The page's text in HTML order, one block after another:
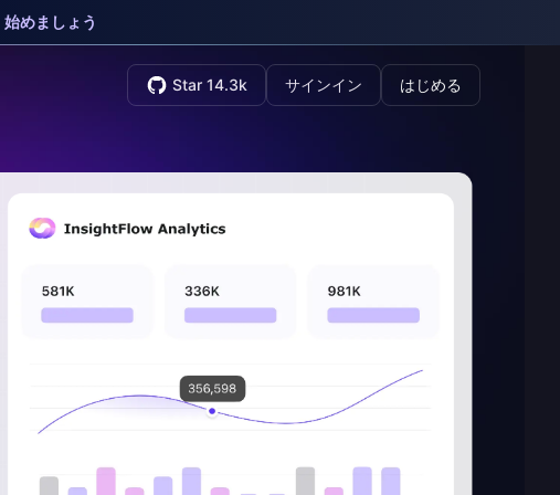
始めましょう
Star 14.3k サインイン はじめる